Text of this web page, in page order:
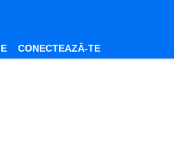
CONECTEAZĂ-TE